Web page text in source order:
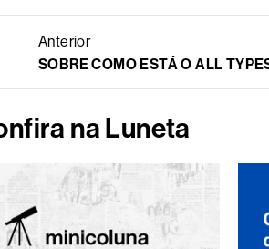
Anterior
SOBRE COMO ESTÁ O ALL
na Luneta